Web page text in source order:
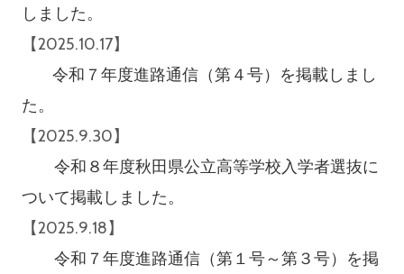
しました。
【2025.10.17】
令和７年度進路通信（第４号）を掲載しまし
た。
【2025.9.30】
令和８年度秋田県公立高等学校入学者選抜に
ついて掲載しました。
【2025.9.18】
令和７年度進路通信（第１号～第３号）を掲